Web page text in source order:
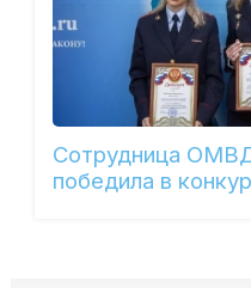
Сотрудница
победила в